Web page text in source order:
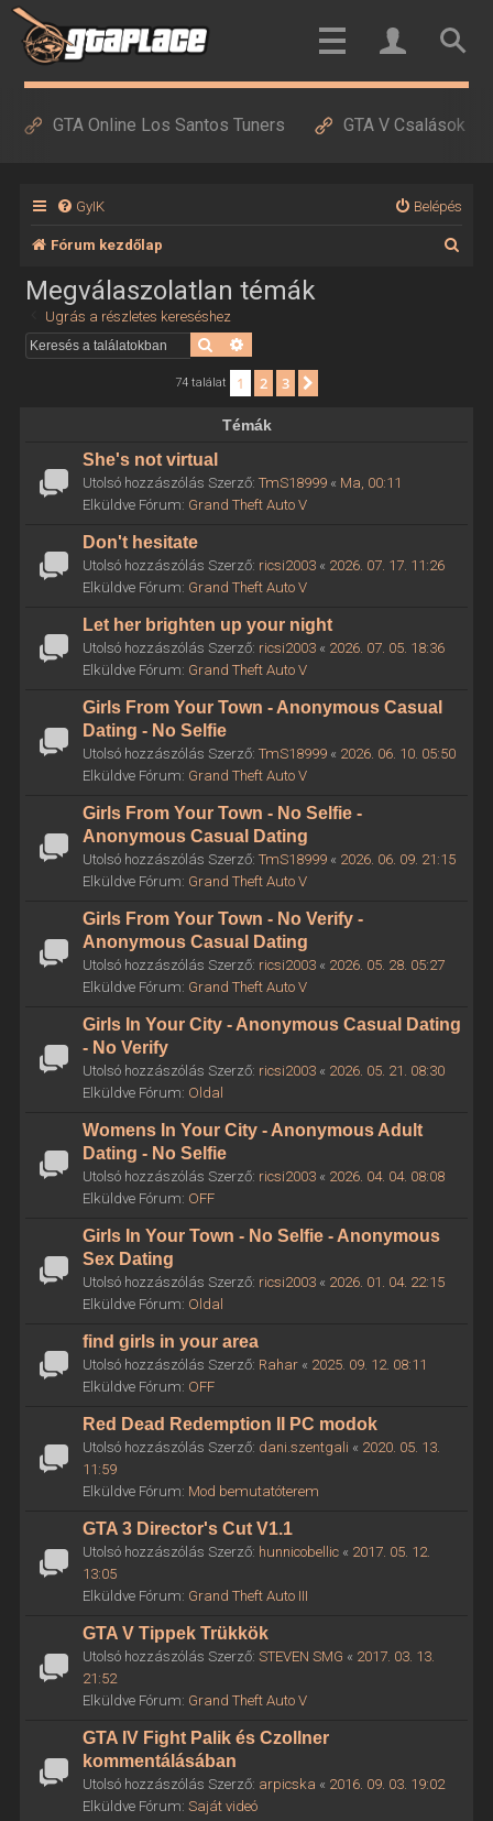
GTA Online Los Santos Tuners GTA V Csalások
GyIK Belépés
Fórum kezdőlap
Megválaszolatlan témák
Ugrás a részletes kereséshez
Keresés
74 találat 1 2 3
Témák
She's not virtual
Utolsó hozzászólás Szerző: TmS18999« Ma, 00:11
Elküldve Fórum: Grand Theft Auto V
Don't hesitate
Utolsó hozzászólás Szerző: ricsi2003« 2026. 07. 17. 11:26
Elküldve Fórum: Grand Theft Auto V
Let her brighten up your night
Utolsó hozzászólás Szerző: ricsi2003« 2026. 07. 05. 18:36
Elküldve Fórum: Grand Theft Auto V
Girls From Your Town - Anonymous Casual
Dating - No Selfie
Utolsó hozzászólás Szerző: TmS18999« 2026. 06. 10. 05:50
Elküldve Fórum: Grand Theft Auto V
Girls From Your Town - No Selfie -
Anonymous Casual Dating
Utolsó hozzászólás Szerző: TmS18999« 2026. 06. 09. 21:15
Elküldve Fórum: Grand Theft Auto V
Girls From Your Town - No Verify -
Anonymous Casual Dating
Utolsó hozzászólás Szerző: ricsi2003« 2026. 05. 28. 05:27
Elküldve Fórum: Grand Theft Auto V
Girls In Your City - Anonymous Casual Dating
- No Verify
Utolsó hozzászólás Szerző: ricsi2003« 2026. 05. 21. 08:30
Elküldve Fórum: Oldal
Womens In Your City - Anonymous Adult
Dating - No Selfie
Utolsó hozzászólás Szerző: ricsi2003« 2026. 04. 04. 08:08
Elküldve Fórum: OFF
Girls In Your Town - No Selfie - Anonymous
Sex Dating
Utolsó hozzászólás Szerző: ricsi2003« 2026. 01. 04. 22:15
Elküldve Fórum: Oldal
find girls in your area
Utolsó hozzászólás Szerző: Rahar« 2025. 09. 12. 08:11
Elküldve Fórum: OFF
Red Dead Redemption II PC modok
Utolsó hozzászólás Szerző: dani.szentgali « 2020. 05. 13.
11:59
Elküldve Fórum: Mod bemutatóterem
GTA 3 Director's Cut V1.1
Utolsó hozzászólás Szerző: hunnicobellic« 2017. 05. 12.
13:05
Elküldve Fórum: Grand Theft Auto III
GTA V Tippek Trükkök
Utolsó hozzászólás Szerző: STEVEN SMG « 2017. 03. 13.
21:52
Elküldve Fórum: Grand Theft Auto V
GTA IV Fight Palik és Czollner
kommentálásában
Utolsó hozzászólás Szerző: arpicska « 2016. 09. 03. 19:02
Elküldve Fórum: Saját videó